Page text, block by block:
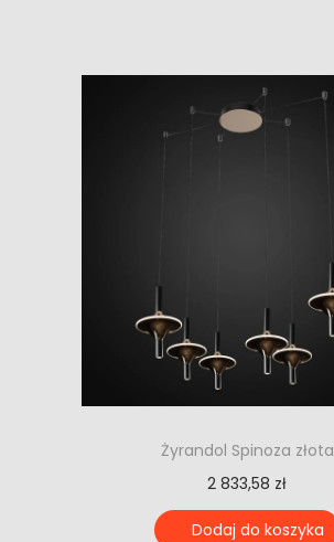
Żyrandol Spinoza złota
2 833,58 zł
Dodaj do koszyka